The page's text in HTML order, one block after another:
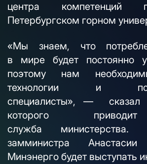
центра компетенций
Петербургском горном
«Мы знаем, что
в мире будет постоянно
поэтому нам
технологии и
специалисты», — сказал
которого
служба
замминистра Анастасии
Минэнерго будет выступать